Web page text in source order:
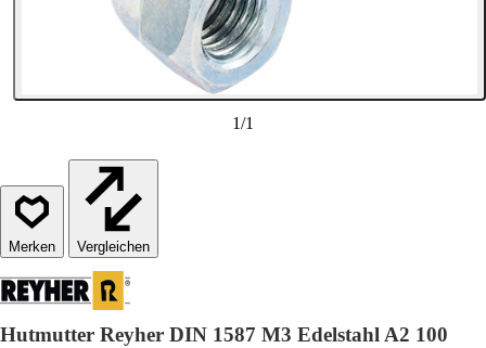
1/1
Vergleichen
Hutmutter Reyher DIN 1587 M3 Edelstahl A2 100